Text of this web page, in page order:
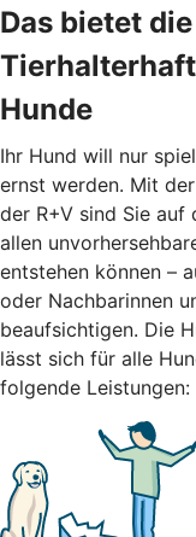
Das bietet
Hunde
Ihr Hund will nur
ernst werden. Mit
der R+V sind Sie auf
allen
entstehen können –
oder Nachbarinnen
beaufsichtigen. Die
lässt sich für alle
folgende Leistungen: